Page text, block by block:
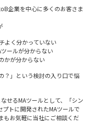
企業を中心に多くのお客さま
よく分かっていない
ールが分からない
かが分からない
？」という検討の入り口で悩
せるMAツールとして、「シン
トに開発されたMAツールで
もお気軽に当社にご相談くだ